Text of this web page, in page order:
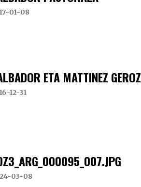
01-08
ETA MATTINEZ GEROZ
12-31
03-08